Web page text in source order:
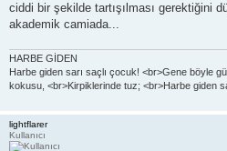
ciddi bir şekilde tartışılması gerektiğini
akademik camiada...
HARBE GİDEN
Harbe giden sarı saçlı çocuk! <br>Gene böyle
kokusu, <br>Kirpiklerinde tuz; <br>Harbe giden
lightflarer
Kullanıcı